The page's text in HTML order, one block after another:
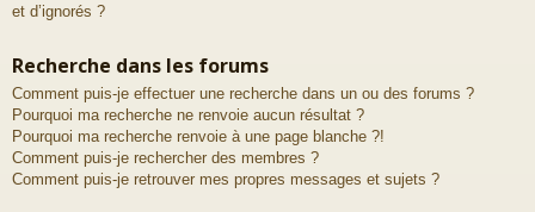
et d’ignorés ?
Recherche dans les forums
Comment puis-je effectuer une recherche dans un ou des forums ?
Pourquoi ma recherche ne renvoie aucun résultat ?
Pourquoi ma recherche renvoie à une page blanche ?!
Comment puis-je rechercher des membres ?
Comment puis-je retrouver mes propres messages et sujets ?